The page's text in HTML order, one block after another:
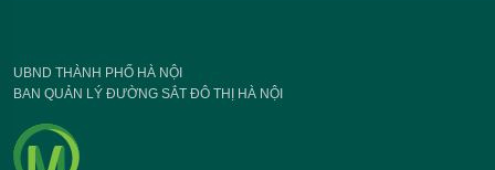
UBND THÀNH PHỐ HÀ NỘI
BAN QUẢN LÝ ĐƯỜNG SẮT ĐÔ THỊ HÀ NỘI